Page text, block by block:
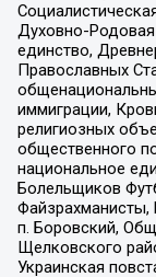
Духовно-
единство,
Православных
иммиграции,
религиозных
общественного
национальное
Болельщиков
Файзрахманисты,
п. Боровский,
Щелковского
Украинская